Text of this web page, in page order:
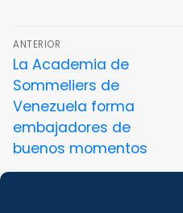
ANTERIOR
La Academia de
Sommeliers de
Venezuela forma
embajadores de
buenos momentos